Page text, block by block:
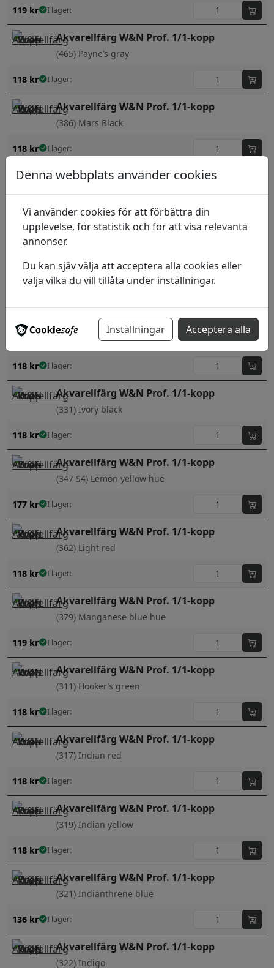
119 kr I lager:
Akvarellfärg W&N Prof. 1/1-kopp
(465) Payne’s gray
118 kr I lager:
Akvarellfärg W&N Prof. 1/1-kopp
(386) Mars Black
118 kr I lager:
Akvarellfärg W&N Prof. 1/1-kopp
118kr I lager:
(425) Naples yellow deep
Akvarellfärg W&N Prof. 1/1-kopp
(430) Neutral tint
118 kr I lager:
Akvarellfärg W&N Prof. 1/1-kopp
(331) Ivory black
118 kr I lager:
Akvarellfärg W&N Prof. 1/1-kopp
(347 S4) Lemon yellow hue
177 kr I lager:
Akvarellfärg W&N Prof. 1/1-kopp
(362) Light red
118 kr I lager:
Akvarellfärg W&N Prof. 1/1-kopp
(379) Manganese blue hue
119 kr I lager:
Akvarellfärg W&N Prof. 1/1-kopp
(311) Hooker’s green
118 kr I lager:
Akvarellfärg W&N Prof. 1/1-kopp
(317) Indian red
118 kr I lager:
Akvarellfärg W&N Prof. 1/1-kopp
(319) Indian yellow
118 kr I lager:
Akvarellfärg W&N Prof. 1/1-kopp
(321) Indianthrene blue
136 kr I lager:
Akvarellfärg W&N Prof. 1/1-kopp
(322) Indigo
Denna webbplats använder cookies
Vi använder cookies för att förbättra din
upplevelse, för statistik och för att visa relevanta
annonser.
Du kan sjäv välja att acceptera alla cookies eller
välja vilka du vill tillåta under inställningar.
Inställningar Acceptera alla